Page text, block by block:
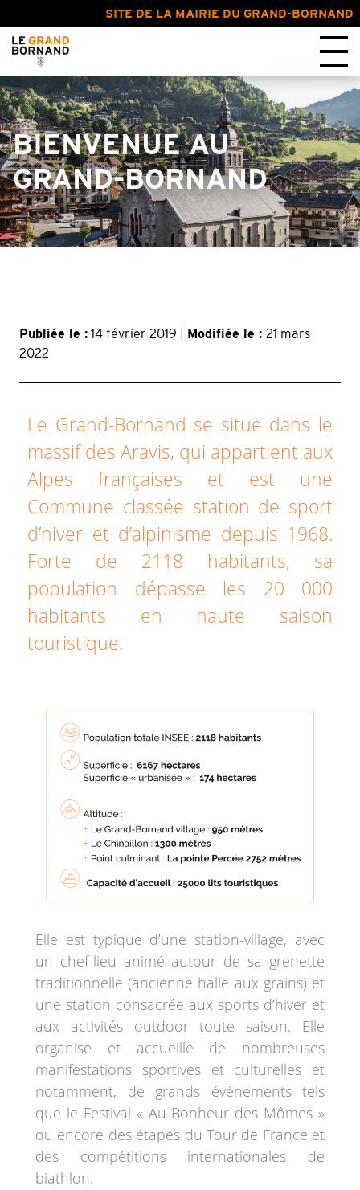
SITE DE LA MAIRIE DU GRAND-BORNAND
BIENVENUE AU
GRAND-BORNAND
Publiée le : 14 février 2019 | Modifiée le : 21 mars
2022
Le Grand-Bornand se situe dans le
massif des Aravis, qui appartient aux
Alpes françaises et est une
Commune classée station de sport
d’hiver et d’alpinisme depuis 1968.
Forte de 2118 habitants, sa
population dépasse les 20 000
habitants en haute saison
touristique.
Elle est typique d’une station-village, avec
un chef-lieu animé autour de sa grenette
traditionnelle (ancienne halle aux grains) et
une station consacrée aux sports d’hiver et
aux activités outdoor toute saison. Elle
organise et accueille de nombreuses
manifestations sportives et culturelles et
notamment, de grands événements tels
que le Festival « Au Bonheur des Mômes »
ou encore des étapes du Tour de France et
des compétitions internationales de
biathlon.